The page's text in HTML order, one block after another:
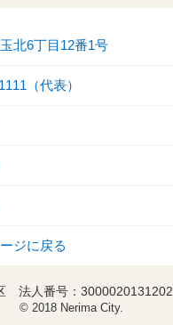
北6丁目12番1号
（代表）
ジに戻る
法人番号：3000020131202
© 2018 Nerima City.